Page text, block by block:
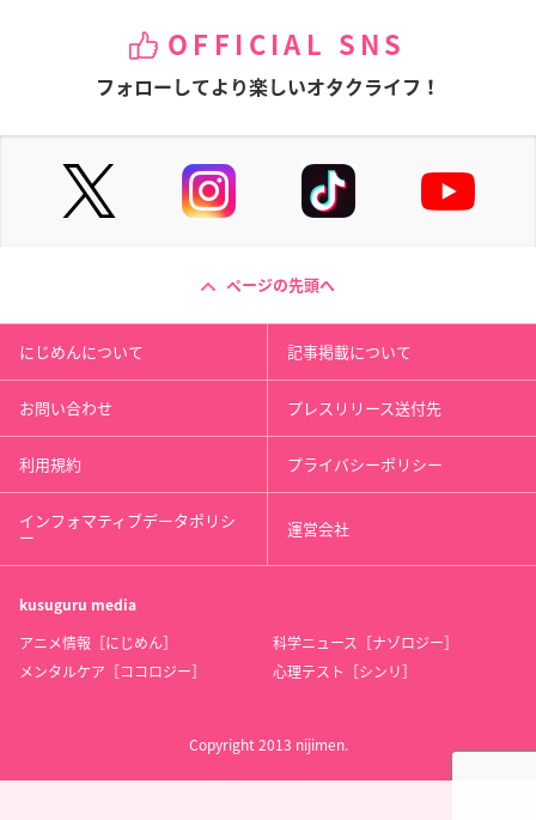
OFFICIAL SNS
フォローしてより楽しいオタクライフ！
ページの先頭へ
にじめんについて 記事掲載について
お問い合わせ プレスリリース送付先
利用規約 プライバシーポリシー
インフォマティブデータポリシ
ー 運営会社
kusuguru media
アニメ情報［にじめん］
科学ニュース［ナゾロジー］
メンタルケア［ココロジー］
心理テスト［シンリ］
Copyright 2013 nijimen.